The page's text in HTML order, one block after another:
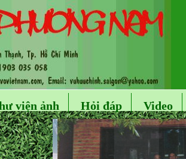
viện ảnh Hỏi đáp Video